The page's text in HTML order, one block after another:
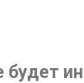
будет